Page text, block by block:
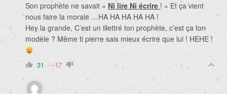
Son prophète ne savait « Ni lire Ni écrire ! » Et ça vient
nous faire la morale …HA HA HA HA HA !
Hey la grande, C’est un illettré ton prophète, c’est ça ton
modèle ? Même ti pierre sais mieux écrire que lui ! HEHE !
31 -17